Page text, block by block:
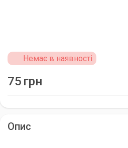
Немає в наявності
75 грн
Опис